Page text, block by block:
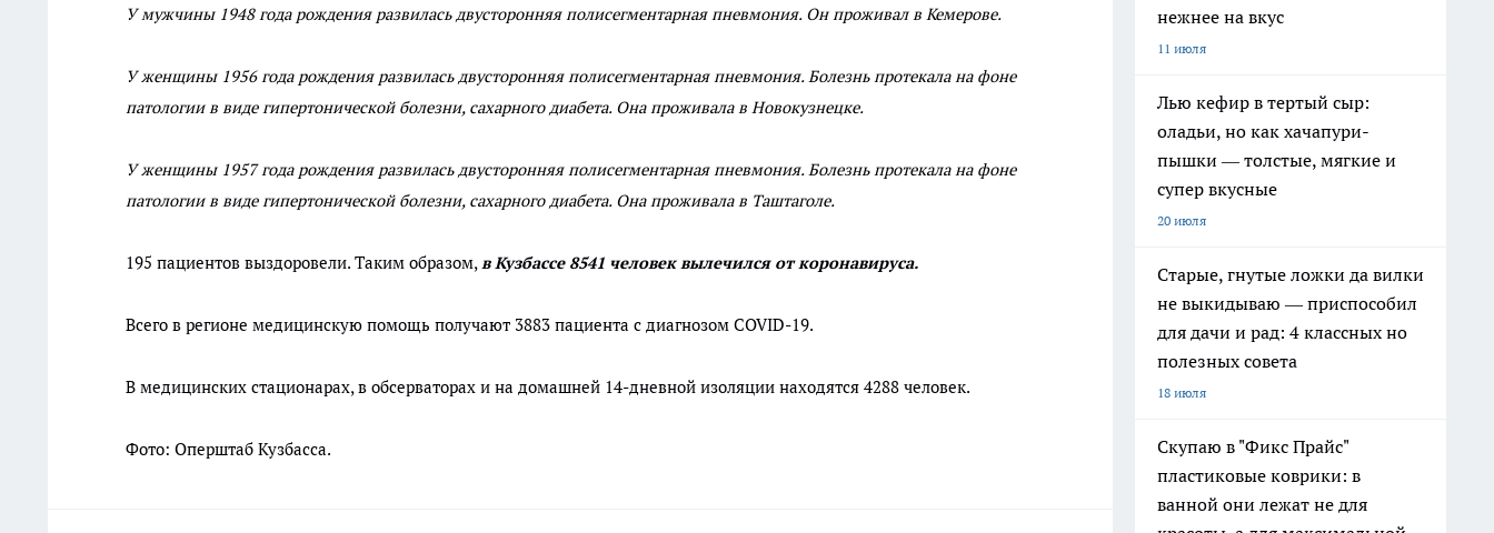
У мужчины 1948 года рождения развилась двусторонняя полисегментарная пневмония. Он проживал в Кемерове.
У женщины 1956 года рождения развилась двусторонняя полисегментарная пневмония. Болезнь протекала на фоне
патологии в виде гипертонической болезни, сахарного диабета. Она проживала в Новокузнецке.
У женщины 1957 года рождения развилась двусторонняя полисегментарная пневмония. Болезнь протекала на фоне
патологии в виде гипертонической болезни, сахарного диабета. Она проживала в Таштаголе.
195 пациентов выздоровели. Таким образом,в Кузбассе 8541 человек вылечился от коронавируса.
Всего в регионе медицинскую помощь получают 3883 пациента с диагнозом COVID-19.
В медицинских стационарах, в обсерваторах и на домашней 14-дневной изоляции находятся 4288 человек.
Фото: Оперштаб Кузбасса.
нежнее на вкус
11 июля
Лью кефир в тертый сыр:
оладьи, но как хачапури-
пышки — толстые, мягкие и
супер вкусные
20 июля
Старые, гнутые ложки да вилки
не выкидываю — приспособил
для дачи и рад: 4 классных но
полезных совета
18 июля
Скупаю в "Фикс Прайс"
пластиковые коврики: в
ванной они лежат не для